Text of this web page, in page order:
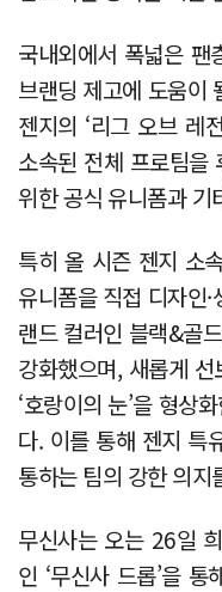
국내외에서 폭넓은 팬
브랜딩 제고에 도움이
젠지의 ‘리그 오브 레
소속된 전체 프로팀을
위한 공식 유니폼과 기
특히 올 시즌 젠지 소
유니폼을 직접 디자인
랜드 컬러인 블랙&골
강화했으며, 새롭게
‘호랑이의 눈’을 형상
다. 이를 통해 젠지 특
통하는 팀의 강한 의
무신사는 오는 26일
인 ‘무신사 드롭’을